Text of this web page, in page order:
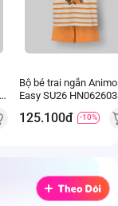
Bộ bé trai ngắn Animo
Easy SU26
125.100đ -10%